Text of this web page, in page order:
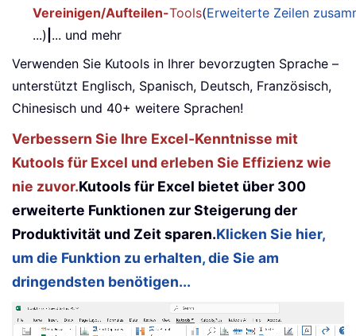
Vereinigen/Aufteilen-Tools(Erweiterte Zeilen
...) ... und mehr
Verwenden Sie Kutools in Ihrer bevorzugten Sprache –
unterstützt Englisch, Spanisch, Deutsch, Französisch,
Chinesisch und 40+ weitere Sprachen!
Verbessern Sie Ihre Excel-Kenntnisse mit
Kutools für Excel und erleben Sie Effizienz wie
nie zuvor.Kutools für Excel bietet über 300
erweiterte Funktionen zur Steigerung der
Produktivität und Zeit sparen.Klicken Sie hier,
um die Funktion zu erhalten, die Sie am
dringendsten benötigen...